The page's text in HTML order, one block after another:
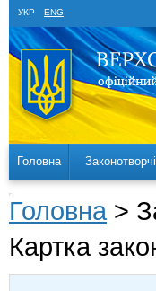
УКР ENG
Головна
Головна >
Картка